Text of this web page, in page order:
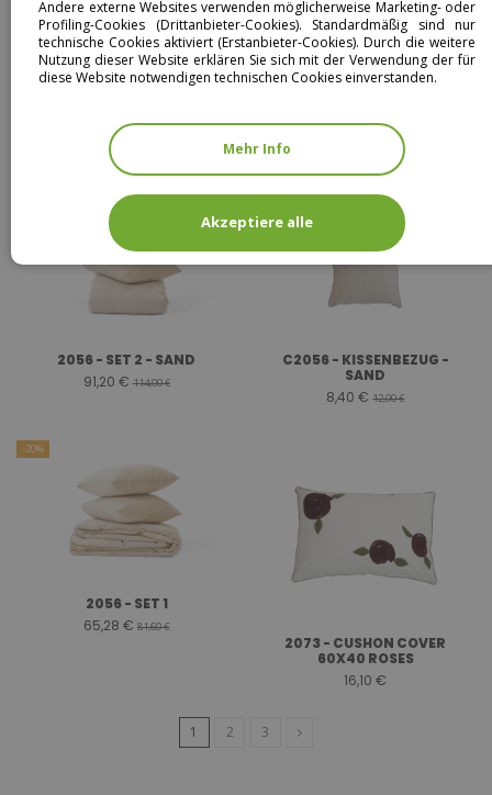
2056 - SET 4 - SAND
29,70 €
2056 - SET 3 - SAND
65,80 €
2056 - SET 2 - SAND
91,20 € 114,00 €
C2056 - KISSENBEZUG -
SAND
8,40 € 12,00 €
-20%
2056 - SET 1
65,28 € 81,60 €
2073 - CUSHON COVER
60X40 ROSES
16,10 €
1 2 3
Andere externe Websites verwenden möglicherweise Marketing- oder
Profiling-Cookies (Drittanbieter-Cookies). Standardmäßig sind nur
technische Cookies aktiviert (Erstanbieter-Cookies). Durch die weitere
Nutzung dieser Website erklären Sie sich mit der Verwendung der für
diese Website notwendigen technischen Cookies einverstanden.
Mehr Info
Akzeptiere alle